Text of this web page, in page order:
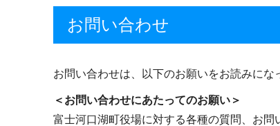
お問い合わせ
お問い合わせは、以下のお願いをお読みにな
＜お問い合わせにあたってのお願い＞
富士河口湖町役場に対する各種の質問、お問